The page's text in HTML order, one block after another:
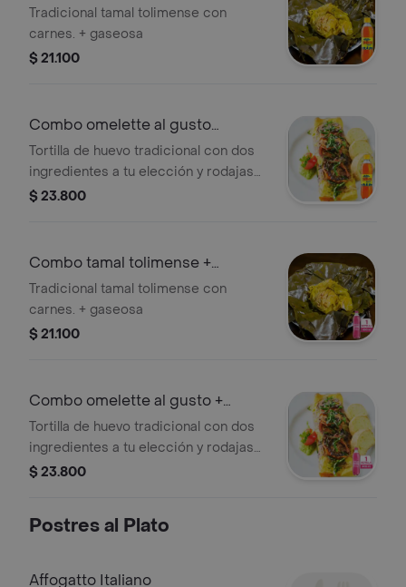
+colombiana 400 ml
Tradicional tamal tolimense con
carnes. + gaseosa
$ 21.100
Combo omelette al gusto
+colombiana400ml
Tortilla de huevo tradicional con dos
ingredientes a tu elección y rodajas
de pan. + gaseosa
$ 23.800
Combo tamal tolimense +
manzana 400 ml
Tradicional tamal tolimense con
carnes. + gaseosa
$ 21.100
Combo omelette al gusto +
manzana 400 ml
Tortilla de huevo tradicional con dos
ingredientes a tu elección y rodajas
de pan. + gaseosa
$ 23.800
Postres al Plato
Affogatto Italiano